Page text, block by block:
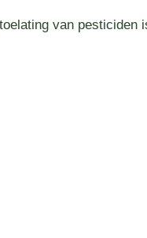
van pesticiden